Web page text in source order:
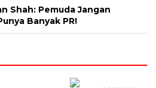
Shah: Pemuda Jangan
Banyak PR!